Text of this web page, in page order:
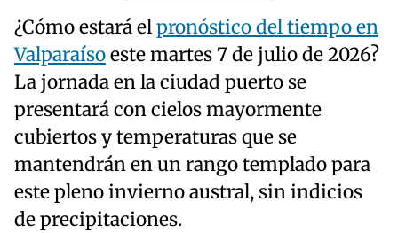
¿Cómo estará elpronóstico del tiempo en
Valparaísoeste martes 7 de julio de 2026?
La jornada en la ciudad puerto se
presentará con cielos mayormente
cubiertos y temperaturas que se
mantendrán en un rango templado para
este pleno invierno austral, sin indicios
de precipitaciones.